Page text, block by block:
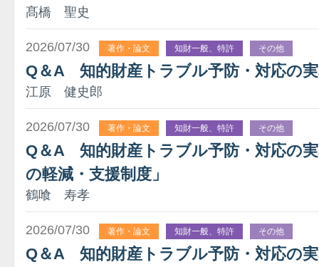
髙橋 聖史
2026/07/30 著作・論文 知財一般、特許 その他
Q＆A 知的財産トラブル予防・対応の
江原 健史郎
2026/07/30 著作・論文 知財一般、特許 その他
Q＆A 知的財産トラブル予防・対応の
の軽減・支援制度」
鶴喰 寿孝
2026/07/30 著作・論文 知財一般、特許 その他
Q＆A 知的財産トラブル予防・対応の